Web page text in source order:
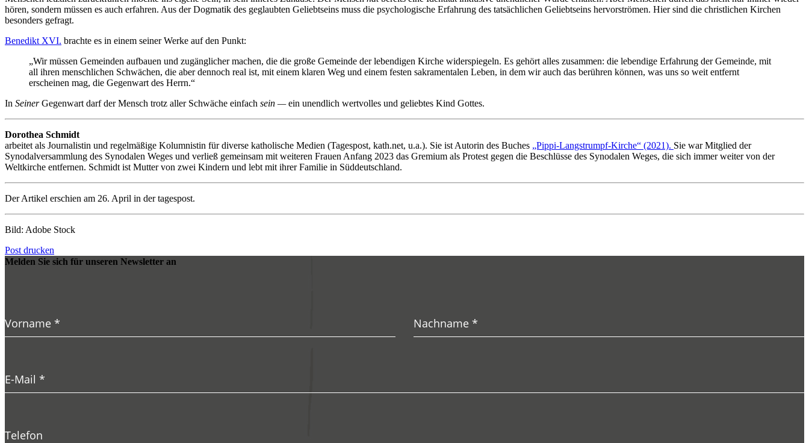
hören, sondern müssen es auch erfahren. Aus der Dogmatik des geglaubten Geliebtseins muss die psychologische Erfahrung des tatsächlichen Geliebtseins hervorströmen. Hier sind die christlichen Kirchen
besonders gefragt.
Benedikt XVI. brachte es in einem seiner Werke auf den Punkt:
„Wir müssen Gemeinden aufbauen und zugänglicher machen, die die große Gemeinde der lebendigen Kirche widerspiegeln. Es gehört alles zusammen: die lebendige Erfahrung der Gemeinde, mit
all ihren menschlichen Schwächen, die aber dennoch real ist, mit einem klaren Weg und einem festen sakramentalen Leben, in dem wir auch das berühren können, was uns so weit entfernt
erscheinen mag, die Gegenwart des Herrn.“
In SeinerGegenwart darf der Mensch trotz aller Schwäche einfach sein —ein unendlich wertvolles und geliebtes Kind Gottes.
Dorothea Schmidt
arbeitet als Journalistin und regelmäßige Kolumnistin für diverse katholische Medien (Tagespost, kath.net, u.a.). Sie ist Autorin des Buches „Pippi-Langstrumpf-Kirche“ (2021). Sie war Mitglied der
Synodalversammlung des Synodalen Weges und verließ gemeinsam mit weiteren Frauen Anfang 2023 das Gremium als Protest gegen die Beschlüsse des Synodalen Weges, die sich immer weiter von der
Weltkirche entfernen. Schmidt ist Mutter von zwei Kindern und lebt mit ihrer Familie in Süddeutschland.
Der Artikel erschien am 26. April in der tagespost.
Bild: Adobe Stock
Post drucken
Melden Sie sich für unseren Newsletter an
Vorname * Nachname *
E-Mail *
Telefon